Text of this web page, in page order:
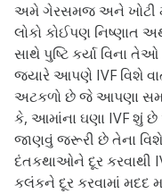
અમે ગેરસમજ અને ખોટી
લોકો કોઈપણ નિષ્ણાત
સાથે પુષ્ટિ કર્યા
જ્યારે આપણે IVF વિશે
અટકળો છે જે આપણા
કે, આમાંના ઘણા IVF શું
જાણવું જરૂરી છે તેના
દંતકથાઓને દૂર કરવાથી
કલંકને દૂર કરવામાં મદદ